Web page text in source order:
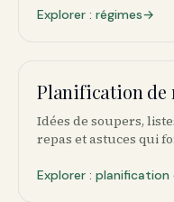
Explorer : régimes→
🕯️
Planification de
Idées de soupers,
repas et astuces qui
Explorer : planification